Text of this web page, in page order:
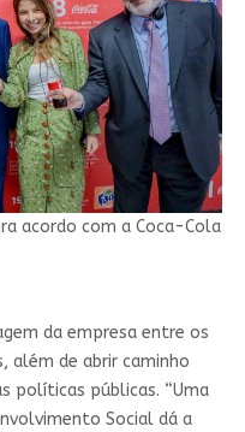
acordo com a Coca-Cola
da empresa entre os
além de abrir caminho
políticas públicas. “Uma
Social dá a